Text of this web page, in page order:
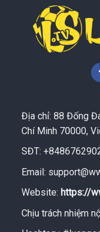
Địa chỉ: 88 Đống
Chí Minh 70000,
SĐT:
Email:
Website: https://
Chịu trách nhiệm